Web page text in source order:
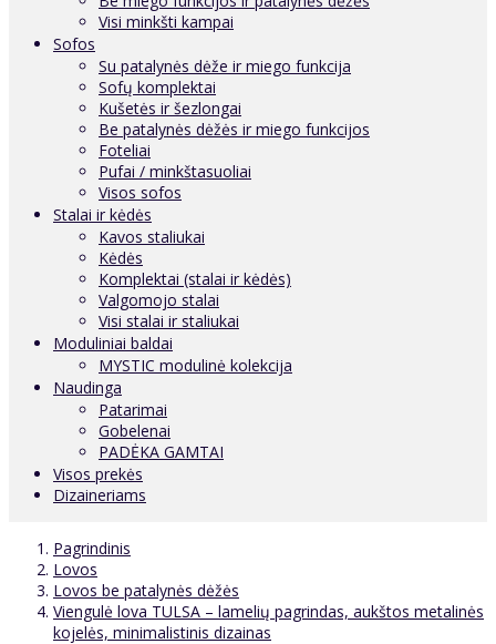
Visi minkšti kampai
Sofos
Su patalynės dėže ir miego funkcija
Sofų komplektai
Kušetės ir šezlongai
Be patalynės dėžės ir miego funkcijos
Foteliai
Pufai / minkštasuoliai
Visos sofos
Stalai ir kėdės
Kavos staliukai
Kėdės
Komplektai (stalai ir kėdės)
Valgomojo stalai
Visi stalai ir staliukai
Moduliniai baldai
MYSTIC modulinė kolekcija
Naudinga
Patarimai
Gobelenai
PADĖKA GAMTAI
Visos prekės
Dizaineriams
Pagrindinis
Lovos
Lovos be patalynės dėžės
Viengulė lova TULSA – lamelių pagrindas, aukštos metalinės
kojelės, minimalistinis dizainas